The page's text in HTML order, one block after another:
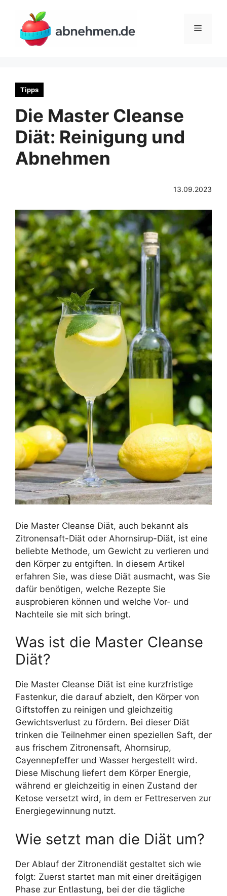
springen
Menü
Tipps
Die Master Cleanse
Diät: Reinigung und
Abnehmen
13.09.2023
Die Master Cleanse Diät, auch bekannt als
Zitronensaft-Diät oder Ahornsirup-Diät, ist eine
beliebte Methode, um Gewicht zu verlieren und
den Körper zu entgiften. In diesem Artikel
erfahren Sie, was diese Diät ausmacht, was Sie
dafür benötigen, welche Rezepte Sie
ausprobieren können und welche Vor- und
Nachteile sie mit sich bringt.
Was ist die Master Cleanse
Diät?
Die Master Cleanse Diät ist eine kurzfristige
Fastenkur, die darauf abzielt, den Körper von
Giftstoffen zu reinigen und gleichzeitig
Gewichtsverlust zu fördern. Bei dieser Diät
trinken die Teilnehmer einen speziellen Saft, der
aus frischem Zitronensaft, Ahornsirup,
Cayennepfeffer und Wasser hergestellt wird.
Diese Mischung liefert dem Körper Energie,
während er gleichzeitig in einen Zustand der
Ketose versetzt wird, in dem er Fettreserven zur
Energiegewinnung nutzt.
Wie setzt man die Diät um?
Der Ablauf der Zitronendiät gestaltet sich wie
folgt: Zuerst startet man mit einer dreitägigen
Phase zur Entlastung, bei der die tägliche